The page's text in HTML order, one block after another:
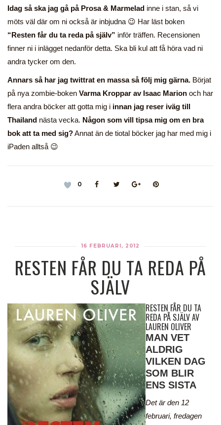
Idag så ska jag gå på Prosa & Marmelad inne i stan, så vi
möts väl där om ni också är inbjudna 😉 Har läst boken
“Resten får du ta reda på själv” inför träffen. Recensionen
finner ni i inlägget nedanför detta. Ska bli kul att få höra vad ni
andra tycker om den.
Annars så har jag twittrat en massa så följ mig gärna. Börjat
på nya zombie-boken Varma Kroppar av Isaac Marion och har
flera andra böcker att gotta mig i innan jag reser iväg till
Thailand nästa vecka. Någon som vill tipsa mig om en bra
bok att ta med sig?Annat än de tiotal böcker jag har med mig i
iPaden alltså 😉
0
16 FEBRUARI, 2012
RESTEN FÅR DU TA REDA PÅ
SJÄLV
RESTEN FÅR DU TA
REDA PÅ SJÄLV AV
LAUREN OLIVER
MAN VET
ALDRIG
VILKEN DAG
SOM BLIR
ENS SISTA
Det är den 12
februari, fredagen